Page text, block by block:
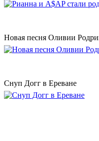
Новая песня Оливии
Снуп Догг в Ереване